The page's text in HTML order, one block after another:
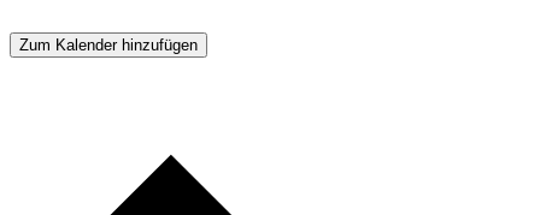
Zum Kalender hinzufügen